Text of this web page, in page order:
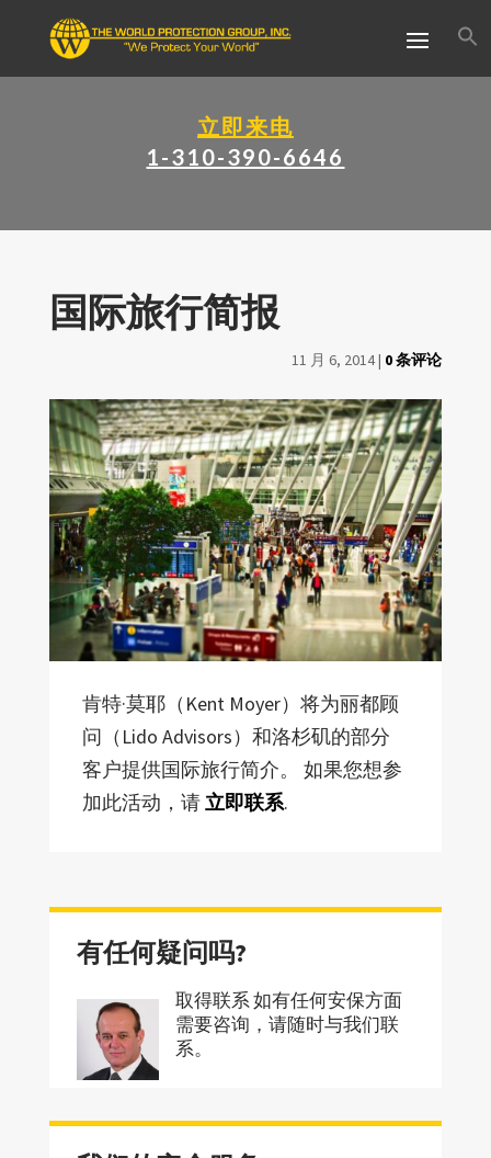
立即来电
1-310-390-6646
国际旅行简报
11 月 6, 2014| 0 条评论
肯特·莫耶（Kent Moyer）将为丽都顾
问（Lido Advisors）和洛杉矶的部分
客户提供国际旅行简介。 如果您想参
加此活动，请立即联系.
有任何疑问吗?
取得联系 如有任何安保方面
需要咨询，请随时与我们联
系。